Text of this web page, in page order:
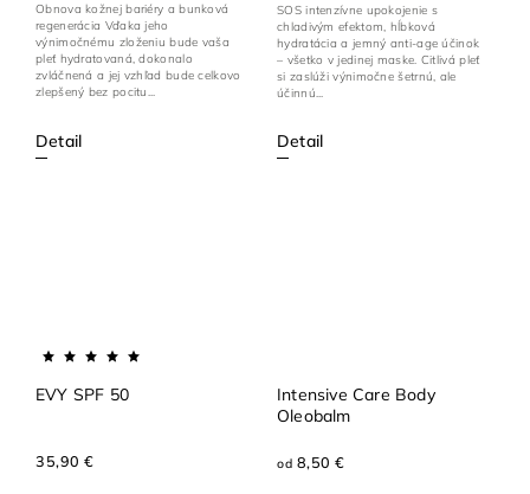
Detail
Obnova kožnej bariéry a bunková
regenerácia Vďaka jeho
výnimočnému zloženiu bude vaša
pleť hydratovaná, dokonalo
zvláčnená a jej vzhľad bude celkovo
zlepšený bez pocitu...
Detail
SOS intenzívne upokojenie s
chladivým efektom, hĺbková
hydratácia a jemný anti-age účinok
– všetko v jedinej maske. Citlivá pleť
si zaslúži výnimočne šetrnú, ale
účinnú...
EVY SPF 50
35,90 €
Intensive Care Body
Oleobalm
od 8,50 €